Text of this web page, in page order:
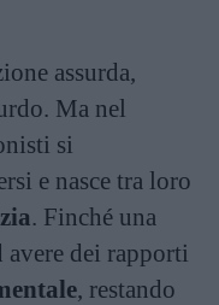
assurda,
Ma nel
si
e nasce tra loro
. Finché una
dei rapporti
, restando